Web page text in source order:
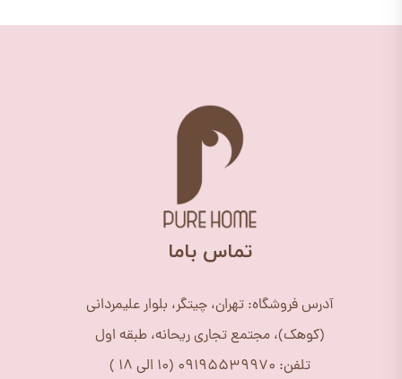
​تماس باما
آدرس فروشگاه: تهران، چیتگر، بلوار علیمردانی
(کوهک)، مجتمع تجاری ریحانه، طبقه اول
تلفن: 09195539970 (10 الی 18 )